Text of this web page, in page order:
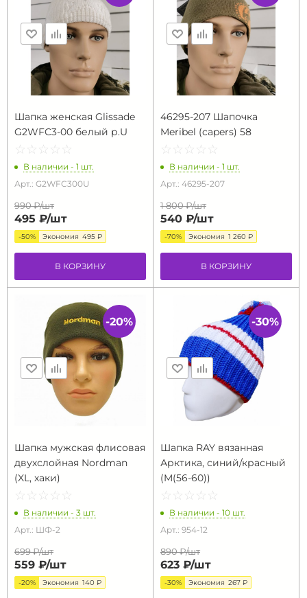
Шапка женская Glissade
G2WFC3-00 белый р.U
☆ ☆ ☆ ☆ ☆
★ ★ ★ ★ ★
В наличии - 1 шт.
Арт.: G2WFC300U
990 ₽/шт
495 ₽/шт
-50% Экономия 495 ₽
В КОРЗИНУ
46295-207 Шапочка
Meribel (capers) 58
☆ ☆ ☆ ☆ ☆
★ ★ ★ ★ ★
В наличии - 1 шт.
Арт.: 46295-207
1 800 ₽/шт
540 ₽/шт
-70% Экономия 1 260 ₽
В КОРЗИНУ
Шапка мужская флисовая
двухслойная Nordman
(XL, хаки)
☆ ☆ ☆ ☆ ☆
★ ★ ★ ★ ★
В наличии - 3 шт.
Арт.: ШФ-2
699 ₽/шт
559 ₽/шт
-20% Экономия 140 ₽
-20%
Шапка RAY вязанная
Арктика, синий/красный
(M(56-60))
☆ ☆ ☆ ☆ ☆
★ ★ ★ ★ ★
В наличии - 10 шт.
Арт.: 954-12
890 ₽/шт
623 ₽/шт
-30% Экономия 267 ₽
-30%